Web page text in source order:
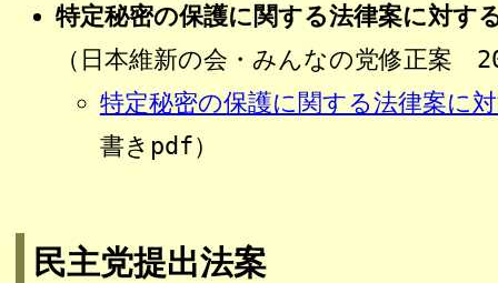
特定秘密の保護に関する法律案に対す
（日本維新の会・みんなの党修正案
特定秘密の保護に関する法律案に
書きpdf）
民主党提出法案